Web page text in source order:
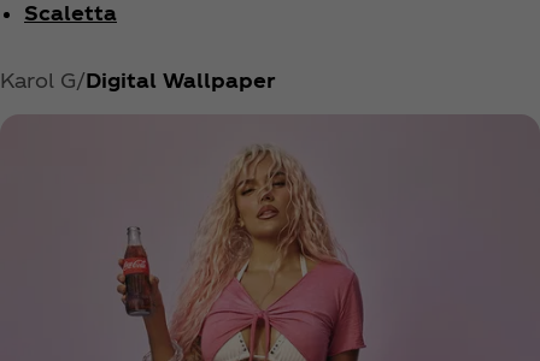
Scaletta
Karol G Digital Wallpaper